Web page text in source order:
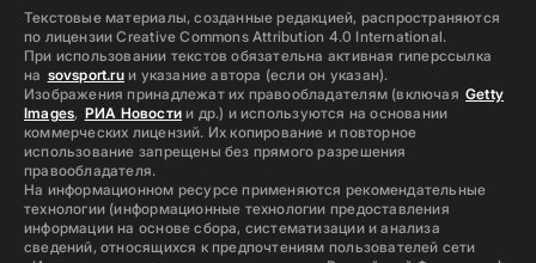
Текстовые материалы, созданные редакцией, распространяются
по лицензии Creative Commons Attribution 4.0 International.
При использовании текстов обязательна активная гиперссылка
на sovsport.ruи указание автора (если он указан).
Изображения принадлежат их правообладателям (включая Getty
Images, РИА Новостии др.) и используются на основании
коммерческих лицензий. Их копирование и повторное
использование запрещены без прямого разрешения
правообладателя.
На информационном ресурсе применяются рекомендательные
технологии (информационные технологии предоставления
информации на основе сбора, систематизации и анализа
сведений, относящихся к предпочтениям пользователей сети